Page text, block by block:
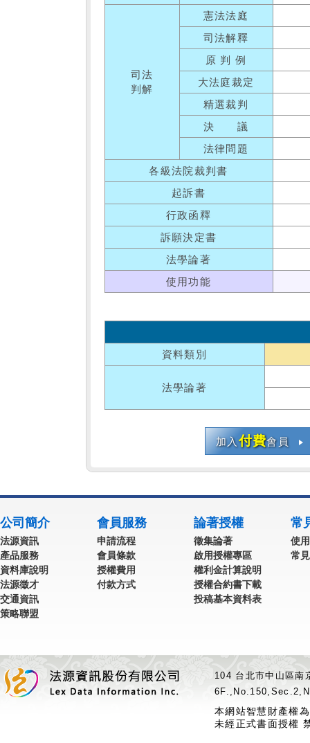
司法
判解
憲法法庭
司法解釋
原 判 例
大法庭裁定
精選裁判
決 議
法律問題
各級法院裁判書
起訴書
行政函釋
訴願決定書
法學論著
使用功能
資料類別
法學論著
加入付費會員
公司簡介
法源資訊
產品服務
資料庫說明
法源徵才
交通資訊
策略聯盟
會員服務
申請流程
會員條款
授權費用
付款方式
論著授權
徵集論著
啟用授權專區
權利金計算說明
授權合約書下載
投稿基本資料表
常
使
常
104 台北市中山區
本網站智慧財產權
未經正式書面授權